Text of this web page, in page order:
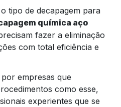
tipo de decapagem para
química aço
fazer a eliminação
com total eficiência e
empresas que
como esse,
experientes que se